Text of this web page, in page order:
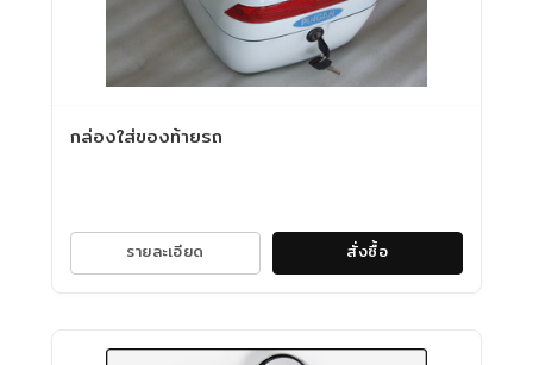
กล่องใส่ของท้ายรถ
รายละเอียด สั่งซื้อ